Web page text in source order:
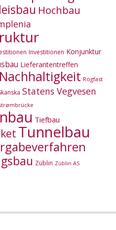
Hochbau
Investitionen Konjunktur
Lieferantentreffen
Nachhaltigkeit Rogfast
Statens Vegvesen
Tiefbau
Tunnelbau
Züblin Züblin AS